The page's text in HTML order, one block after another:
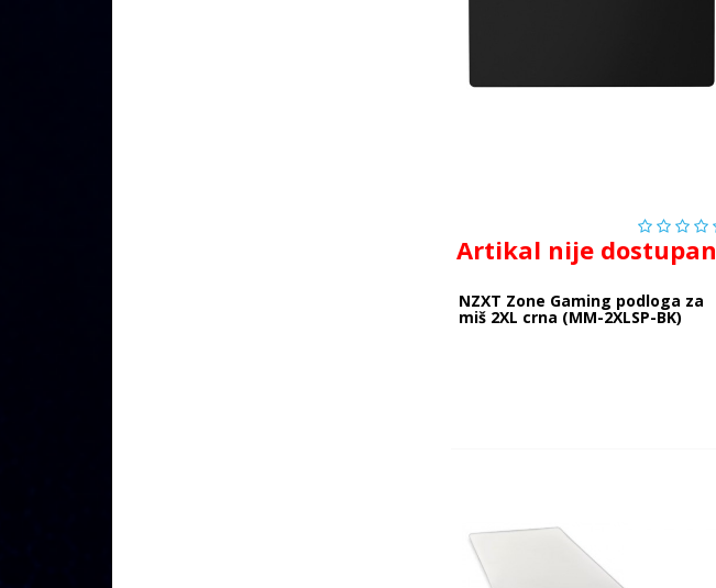
Artikal nije dostupan
NZXT Zone Gaming podloga za
miš 2XL crna (MM-2XLSP-BK)